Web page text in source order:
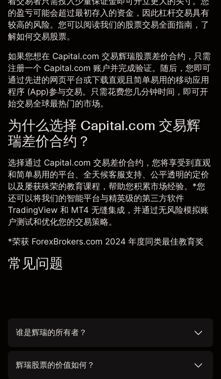
的盈亏可能会超过最初存入的资金，因此杠杆交易具有
较高的风险。您可以阅读我们的股票交易全面指南，了
解如何交易股票。
如果您想在 Capital.com 交易辉瑞股票差价合约，只需
注册一个 Capital.com 账户并完成验证。随后，您即可
通过先进的网页平台或下载直观且 简单易用的移动应用
程序 (App)参与交易。只需花费您几分钟时间，即可开
始交易全球最热门的市场。
为什么选择 Capital.com 交易辉
瑞差价合约？
选择通过 Capital.com 交易差价合约，您将享受到直观
和简单易用的平台、全天候客服支持、公平透明的定价
以及屡获殊荣的教育课程，帮助您积累市场经验。*您
还可以将我们的智能平台与精英级的第三方软件
TradingView 和 MT4 无缝集成，并通过无风险模拟账
户测试和优化您的交易策略。
*荣获 ForexBrokers.com 2024 年度同类最佳教育奖
常见问题
谁是辉瑞的所有者？
辉瑞股票的价值如何？